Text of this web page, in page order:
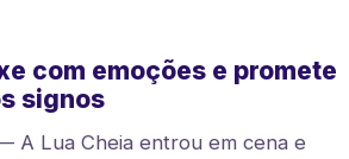
com emoções e promete
signos
A Lua Cheia entrou em cena e